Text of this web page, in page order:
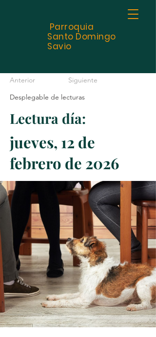
Parroquia
Santo Domingo
Savio
Anterior
Siguiente
Desplegable de lecturas
Lectura día:
jueves, 12 de
febrero de 2026